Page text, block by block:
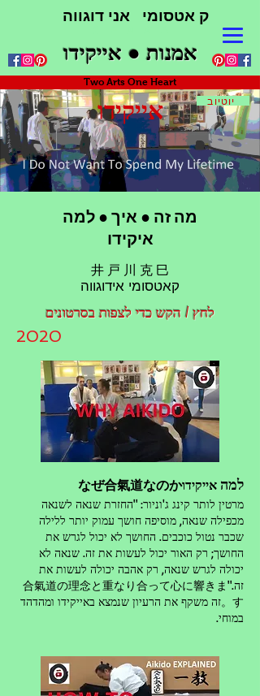
ק אטסומי אני דוגווה
אמנות ● אייקידו
Two Arts One Heart
אייקידו יוטיוב
מה זה ● איך ● למה
איקידו
井 戸 川 克 巳
קאטסומי אידוגווה
לחץ / הקש כדי לצפות בסרטונים
2020
למה אייקידוなぜ合氣道なのか
מרטין לותר קינג ג'וניור: "החזרת שנאה לשנאה
מכפילה שנאה, מוסיפה חושך עמוק יותר ללילה
שכבר נטול כוכבים. החושך לא יכול לגרש את
החושך; רק האור יכול לעשות את זה. שנאה לא
יכולה לגרש שנאה, רק אהבה יכולה לעשות את
זה."合氣道の理念と重なり合って心に響きま
す。זה משקף את הרעיון שנמצא באייקידו ומהדהד
במוחי.